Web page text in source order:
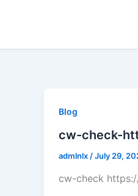
Blog
cw-check-
admlnlx /July 29,
cw-check